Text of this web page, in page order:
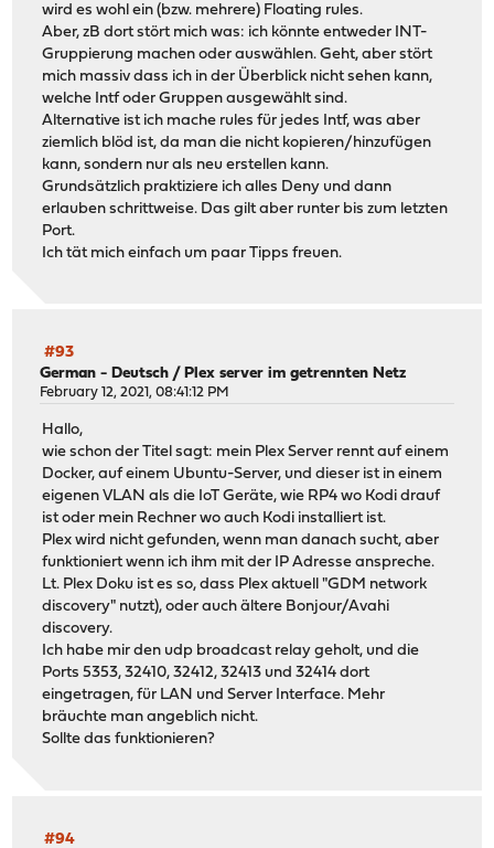
wird es wohl ein (bzw. mehrere) Floating rules.
Aber, zB dort stört mich was: ich könnte entweder INT-
Gruppierung machen oder auswählen. Geht, aber stört
mich massiv dass ich in der Überblick nicht sehen kann,
welche Intf oder Gruppen ausgewählt sind.
Alternative ist ich mache rules für jedes Intf, was aber
ziemlich blöd ist, da man die nicht kopieren/hinzufügen
kann, sondern nur als neu erstellen kann.
Grundsätzlich praktiziere ich alles Deny und dann
erlauben schrittweise. Das gilt aber runter bis zum letzten
Port.
Ich tät mich einfach um paar Tipps freuen.
#93
German - Deutsch /Plex server im getrennten Netz
February 12, 2021, 08:41:12 PM
Hallo,
wie schon der Titel sagt: mein Plex Server rennt auf einem
Docker, auf einem Ubuntu-Server, und dieser ist in einem
eigenen VLAN als die IoT Geräte, wie RP4 wo Kodi drauf
ist oder mein Rechner wo auch Kodi installiert ist.
Plex wird nicht gefunden, wenn man danach sucht, aber
funktioniert wenn ich ihm mit der IP Adresse anspreche.
Lt. Plex Doku ist es so, dass Plex aktuell "GDM network
discovery" nutzt), oder auch ältere Bonjour/Avahi
discovery.
Ich habe mir den udp broadcast relay geholt, und die
Ports 5353, 32410, 32412, 32413 und 32414 dort
eingetragen, für LAN und Server Interface. Mehr
bräuchte man angeblich nicht.
Sollte das funktionieren?
#94